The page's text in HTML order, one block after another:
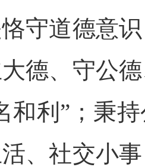
守道德意
德、守公
和利”；秉
、社交小